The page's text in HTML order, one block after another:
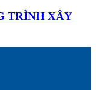
TRÌNH XÂY